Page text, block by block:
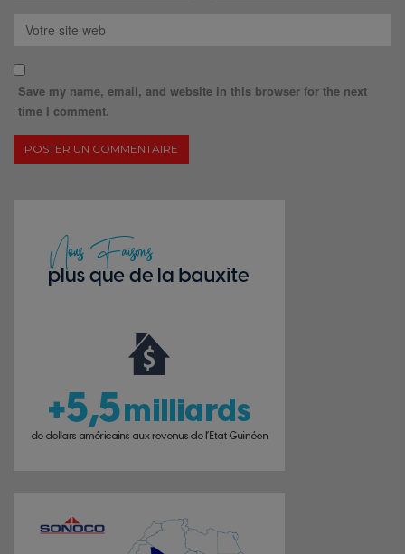
Save my name, email, and website in this browser for the next
time I comment.